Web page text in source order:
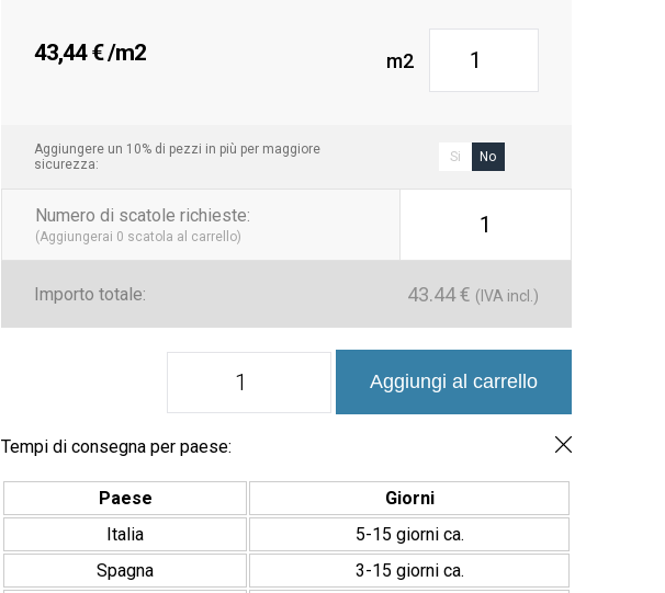
43,44€/m2 m2
Aggiungere un 10% di pezzi in più per maggiore
sicurezza:
Si No
Numero di scatole richieste:
(Aggiungerai 0 scatola al carrello) 1
Importo totale: 43.44€ (IVA incl.)
Porcelánico
quantità
Aggiungi al carrello
Tempi di consegna per paese:
Paese
Giorni
Italia
5-15 giorni ca.
Spagna
3-15 giorni ca.